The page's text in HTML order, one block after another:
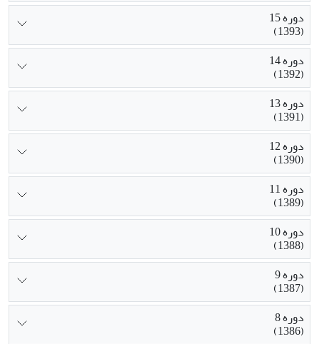
دوره 15
(1393)
دوره 14
(1392)
دوره 13
(1391)
دوره 12
(1390)
دوره 11
(1389)
دوره 10
(1388)
دوره 9
(1387)
دوره 8
(1386)